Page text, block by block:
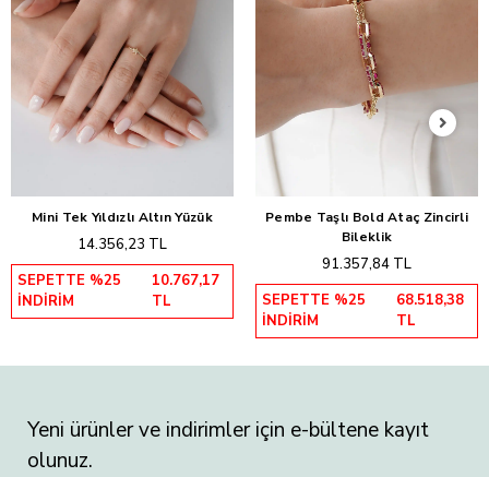
Sepete Ekle
Mini Tek Yıldızlı Altın Yüzük
14.356,23 TL
SEPETTE %25
İNDİRİM
10.767,17
TL
Sepete Ekle
Pembe Taşlı Bold Ataç Zincirli
Bileklik
91.357,84 TL
SEPETTE %25
İNDİRİM
68.518,38
TL
Yeni ürünler ve indirimler için e-bültene kayıt
olunuz.